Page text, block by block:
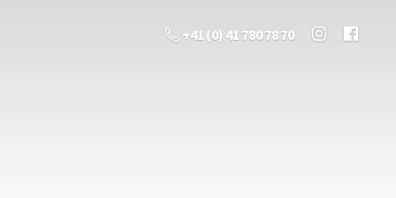
+41 (0) 41 780 78 70